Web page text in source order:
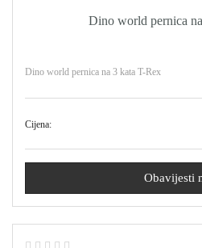
Dino world pernica
Dino world pernica na 3 kata T-Rex
Cijena:
Obavijesti